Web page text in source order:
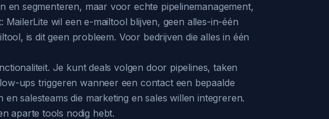
en segmenteren, maar voor echte pipelinemanagement,
wil een e-mailtool blijven, geen alles-in-één
is dit geen probleem. Voor bedrijven die alles in één
Je kunt deals volgen door pipelines, taken
ups triggeren wanneer een contact een bepaalde
salesteams die marketing en sales willen integreren.
aparte tools nodig hebt.